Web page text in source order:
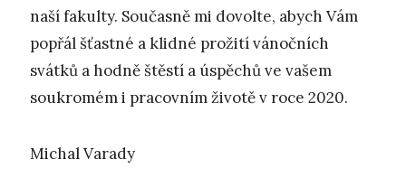
naší fakulty. Současně mi dovolte, abych Vám
popřál šťastné a klidné prožití vánočních
svátků a hodně štěstí a úspěchů ve vašem
soukromém i pracovním životě v roce 2020.
Michal Varady